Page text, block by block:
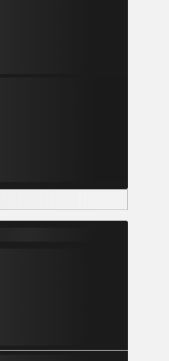
149 M